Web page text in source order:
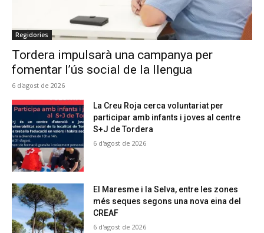
Regidories
Tordera impulsarà una campanya per
fomentar l’ús social de la llengua
6 d'agost de 2026
La Creu Roja cerca voluntariat per
participar amb infants i joves al centre
S+J de Tordera
6 d'agost de 2026
El Maresme i la Selva, entre les zones
més seques segons una nova eina del
CREAF
6 d'agost de 2026